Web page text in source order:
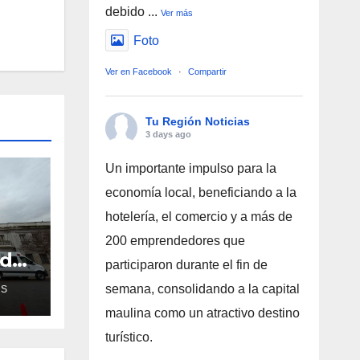
debido ... Ver más
Foto
Ver en Facebook · Compartir
Tu Región Noticias
3 days ago
Un importante impulso para la
economía local, beneficiando a la
hotelería, el comercio y a más de
200 emprendedores que
participaron durante el fin de
semana, consolidando a la capital
maulina como un atractivo destino
turístico.